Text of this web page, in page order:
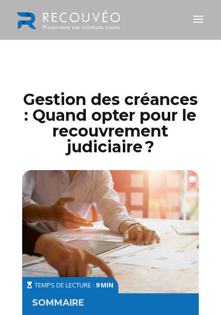
Gestion des créances
: Quand opter pour le
recouvrement
judiciaire ?
TEMPS DE LECTURE : 9 MIN